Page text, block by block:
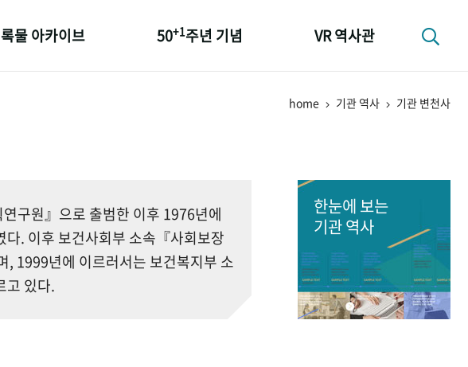
물 아카이브 50+1주년 기념 VR 역사관
home 기관 역사 기관 변천사
구원』으로 출범한 이후 1976년에
. 이후 보건사회부 소속『사회보장
1999년에 이르러서는 보건복지부 소
고 있다.
한눈에 보는
기관 역사